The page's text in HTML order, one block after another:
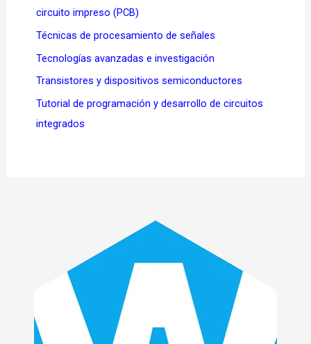
circuito impreso (PCB)
Técnicas de procesamiento de señales
Tecnologías avanzadas e investigación
Transistores y dispositivos semiconductores
Tutorial de programación y desarrollo de circuitos
integrados